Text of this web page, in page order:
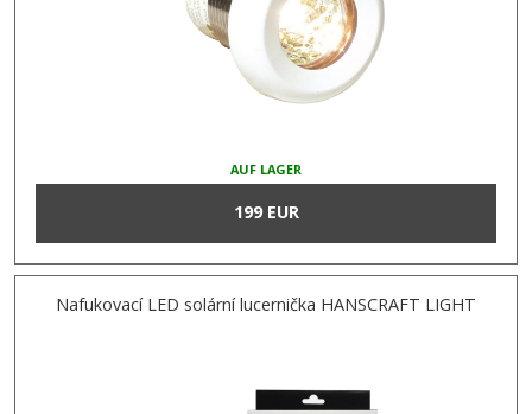
AUF LAGER
199 EUR
Nafukovací LED solární lucernička HANSCRAFT LIGHT